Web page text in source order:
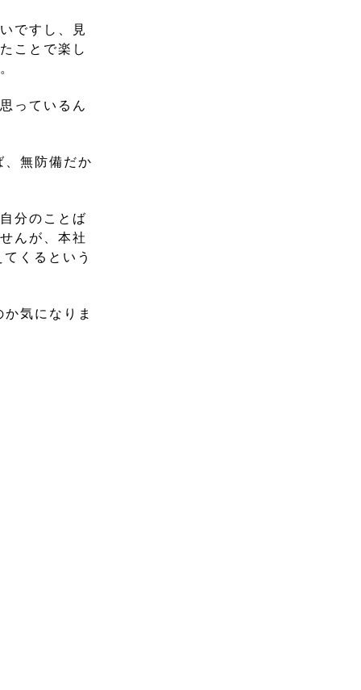
ですし、見
ことで楽し
っているん
、無防備だか
分のことば
んが、本社
くるという
気になりま